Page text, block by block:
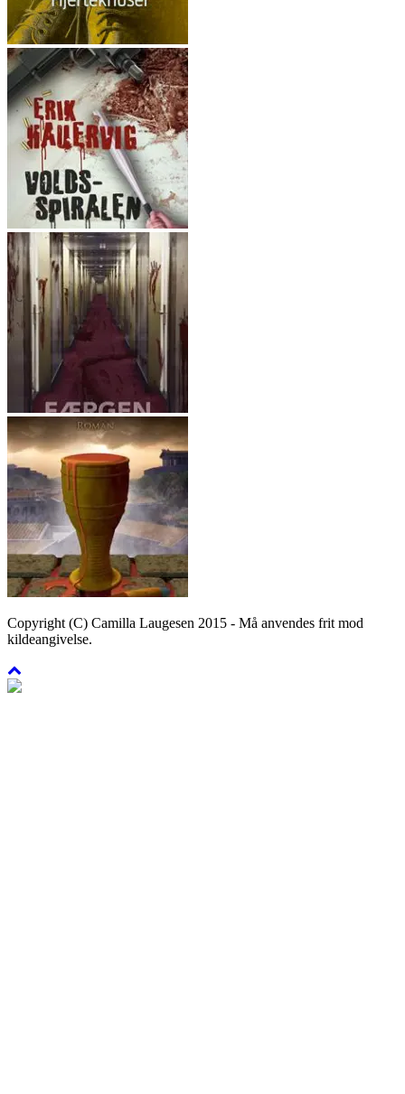
Copyright (C) Camilla Laugesen 2015 - Må anvendes frit mod
kildeangivelse.